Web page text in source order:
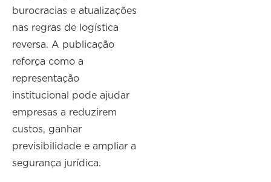
burocracias e atualizações
nas regras de logística
reversa. A publicação
reforça como a
representação
institucional pode ajudar
empresas a reduzirem
custos, ganhar
previsibilidade e ampliar a
segurança jurídica.